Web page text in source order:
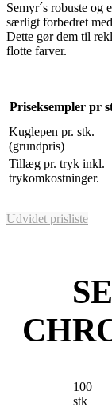
Semyr´s robuste og
særligt forbedret
Dette gør dem til
flotte farver.
Priseksempler pr
Kuglepen pr. stk.
(grundpris)
Tillæg pr. tryk inkl.
trykomkostninger.
Udvidet prisliste
100
stk